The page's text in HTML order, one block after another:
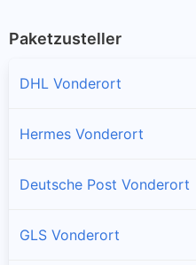
Paketzusteller
DHL Vonderort
Hermes Vonderort
Deutsche Post Vonderort
GLS Vonderort